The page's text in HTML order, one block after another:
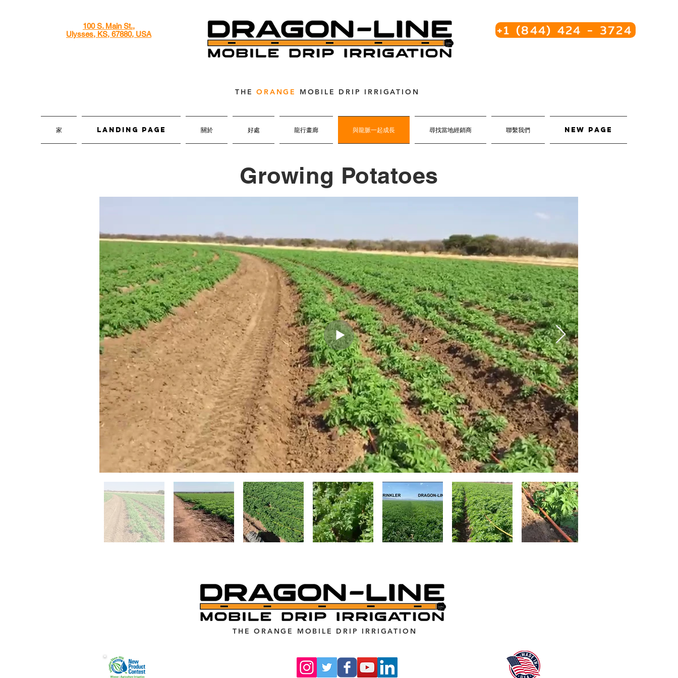
100 S. Main St.,
Ulysses, KS, 67880, USA
+1 (844) 424 - 3724
THEORANGE MOBILE DRIP IRRIGATION
家 Landing Page 關於 好處 龍行畫廊 與龍脈一起成長 尋找當地經銷商 聯繫我們 New Page
Growing Potatoes
THE ORANGE MOBILE DRIP IRRIGATION